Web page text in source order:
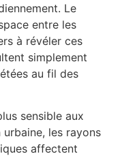
Le
entre les
à révéler ces
simplement
au fil des
sensible aux
les rayons
affectent